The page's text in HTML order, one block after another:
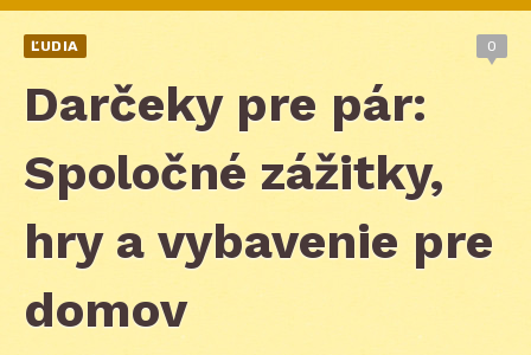
ĽUDIA 0
Darčeky pre pár:
Spoločné zážitky,
hry a vybavenie pre
domov